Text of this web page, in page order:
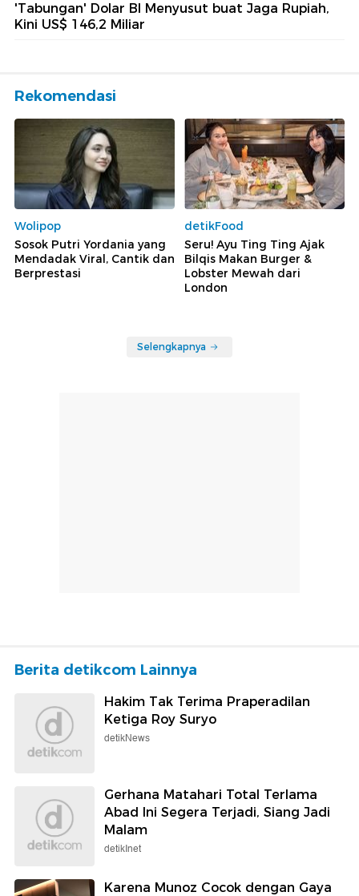
'Tabungan' Dolar BI Menyusut buat Jaga Rupiah,
Kini US$ 146,2 Miliar
Rekomendasi
Wolipop
Sosok Putri Yordania yang
Mendadak Viral, Cantik dan
Berprestasi
detikFood
Seru! Ayu Ting Ting Ajak
Bilqis Makan Burger &
Lobster Mewah dari
London
Selengkapnya
Berita detikcom Lainnya
Hakim Tak Terima Praperadilan
Ketiga Roy Suryo
detikNews
Gerhana Matahari Total Terlama
Abad Ini Segera Terjadi, Siang Jadi
Malam
detikInet
Karena Munoz Cocok dengan Gaya